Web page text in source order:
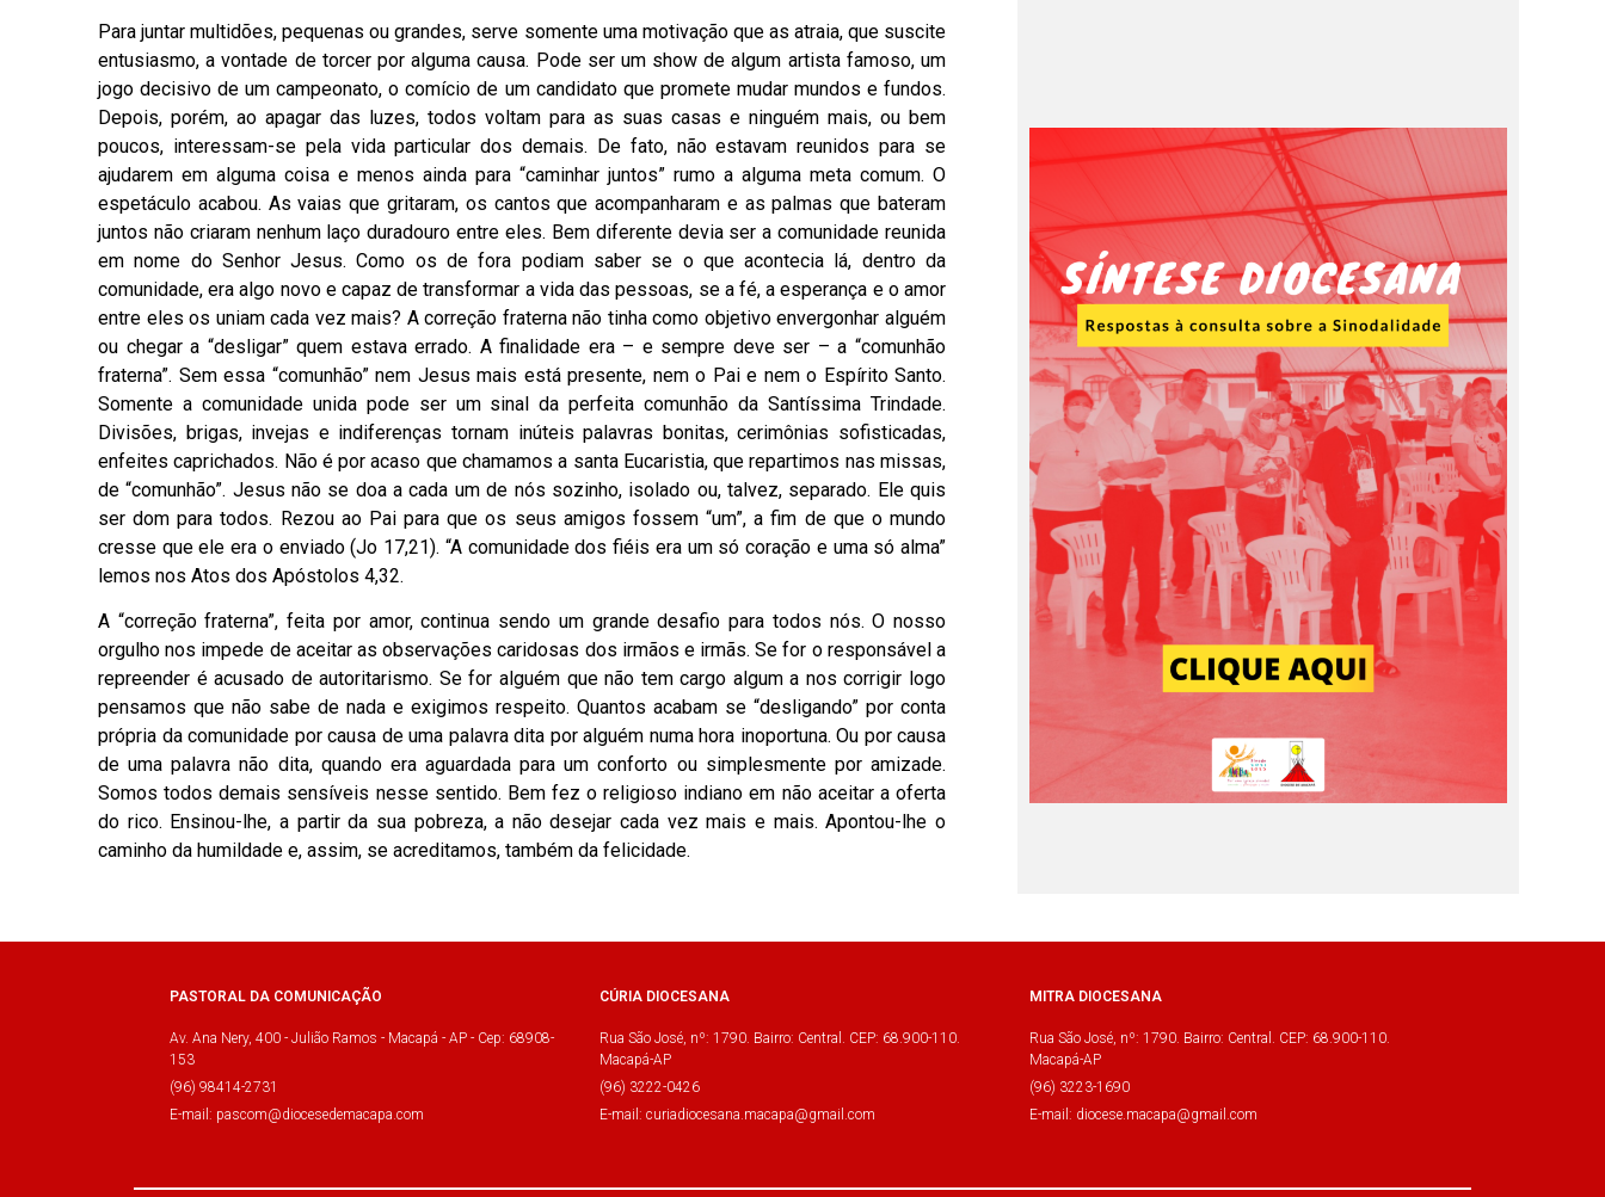
Para juntar multidões, pequenas ou grandes, serve somente uma motivação que as atraia, que suscite
entusiasmo, a vontade de torcer por alguma causa. Pode ser um show de algum artista famoso, um
jogo decisivo de um campeonato, o comício de um candidato que promete mudar mundos e fundos.
Depois, porém, ao apagar das luzes, todos voltam para as suas casas e ninguém mais, ou bem
poucos, interessam-se pela vida particular dos demais. De fato, não estavam reunidos para se
ajudarem em alguma coisa e menos ainda para “caminhar juntos” rumo a alguma meta comum. O
espetáculo acabou. As vaias que gritaram, os cantos que acompanharam e as palmas que bateram
juntos não criaram nenhum laço duradouro entre eles. Bem diferente devia ser a comunidade reunida
em nome do Senhor Jesus. Como os de fora podiam saber se o que acontecia lá, dentro da
comunidade, era algo novo e capaz de transformar a vida das pessoas, se a fé, a esperança e o amor
entre eles os uniam cada vez mais? A correção fraterna não tinha como objetivo envergonhar alguém
ou chegar a “desligar” quem estava errado. A finalidade era – e sempre deve ser – a “comunhão
fraterna”. Sem essa “comunhão” nem Jesus mais está presente, nem o Pai e nem o Espírito Santo.
Somente a comunidade unida pode ser um sinal da perfeita comunhão da Santíssima Trindade.
Divisões, brigas, invejas e indiferenças tornam inúteis palavras bonitas, cerimônias sofisticadas,
enfeites caprichados. Não é por acaso que chamamos a santa Eucaristia, que repartimos nas missas,
de “comunhão”. Jesus não se doa a cada um de nós sozinho, isolado ou, talvez, separado. Ele quis
ser dom para todos. Rezou ao Pai para que os seus amigos fossem “um”, a fim de que o mundo
cresse que ele era o enviado (Jo 17,21). “A comunidade dos fiéis era um só coração e uma só alma”
lemos nos Atos dos Apóstolos 4,32.
A “correção fraterna”, feita por amor, continua sendo um grande desafio para todos nós. O nosso
orgulho nos impede de aceitar as observações caridosas dos irmãos e irmãs. Se for o responsável a
repreender é acusado de autoritarismo. Se for alguém que não tem cargo algum a nos corrigir logo
pensamos que não sabe de nada e exigimos respeito. Quantos acabam se “desligando” por conta
própria da comunidade por causa de uma palavra dita por alguém numa hora inoportuna. Ou por causa
de uma palavra não dita, quando era aguardada para um conforto ou simplesmente por amizade.
Somos todos demais sensíveis nesse sentido. Bem fez o religioso indiano em não aceitar a oferta
do rico. Ensinou-lhe, a partir da sua pobreza, a não desejar cada vez mais e mais. Apontou-lhe o
caminho da humildade e, assim, se acreditamos, também da felicidade.
PASTORAL DA COMUNICAÇÃO
Av. Ana Nery, 400 - Julião Ramos - Macapá - AP - Cep: 68908-
153
(96) 98414-2731
E-mail: pascom@diocesedemacapa.com
CÚRIA DIOCESANA
Rua São José, nº: 1790. Bairro: Central. CEP: 68.900-110.
Macapá-AP
(96) 3222-0426
E-mail: curiadiocesana.macapa@gmail.com
MITRA DIOCESANA
Rua São José, nº: 1790. Bairro: Central. CEP: 68.900-110.
Macapá-AP
(96) 3223-1690
E-mail: diocese.macapa@gmail.com